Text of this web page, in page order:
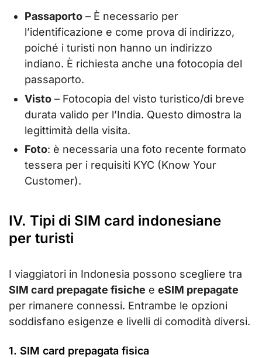
Passaporto – È necessario per
l’identificazione e come prova di indirizzo,
poiché i turisti non hanno un indirizzo
indiano. È richiesta anche una fotocopia del
passaporto.
Visto – Fotocopia del visto turistico/di breve
durata valido per l’India. Questo dimostra la
legittimità della visita.
Foto: è necessaria una foto recente formato
tessera per i requisiti KYC (Know Your
Customer).
IV. Tipi di SIM card indonesiane
per turisti
I viaggiatori in Indonesia possono scegliere tra
SIM card prepagate fisiche e eSIM prepagate
per rimanere connessi. Entrambe le opzioni
soddisfano esigenze e livelli di comodità diversi.
1. SIM card prepagata fisica